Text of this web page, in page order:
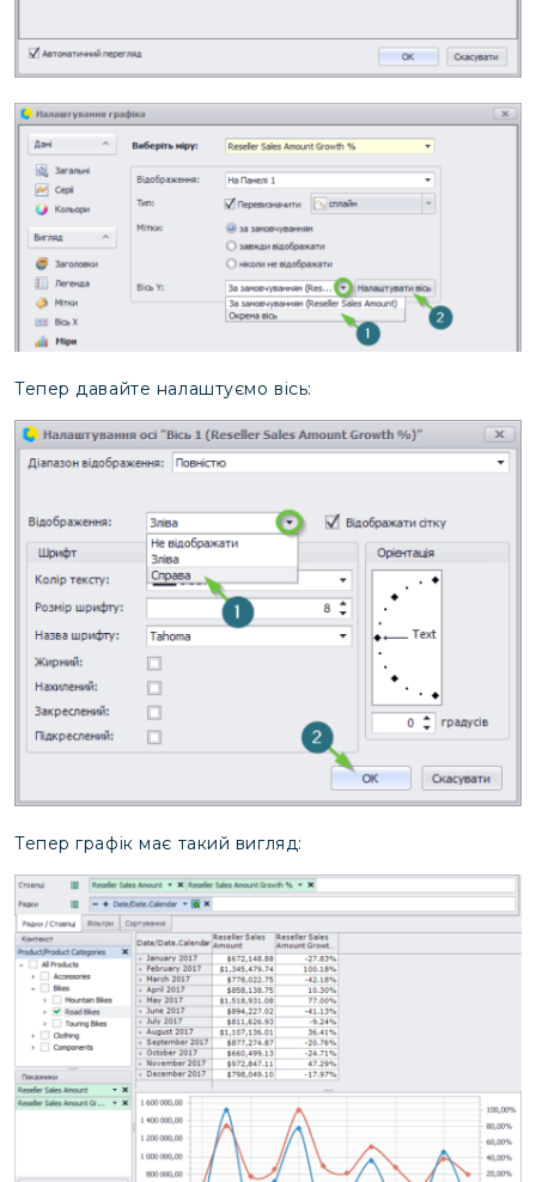
Тепер давайте налаштуємо вісь:
Тепер графік має такий вигляд: